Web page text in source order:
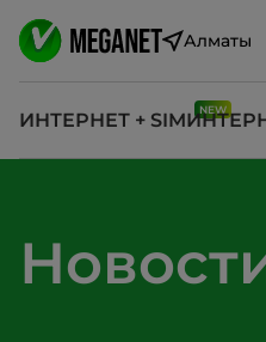
Алматы
ИНТЕРНЕТ + SIM